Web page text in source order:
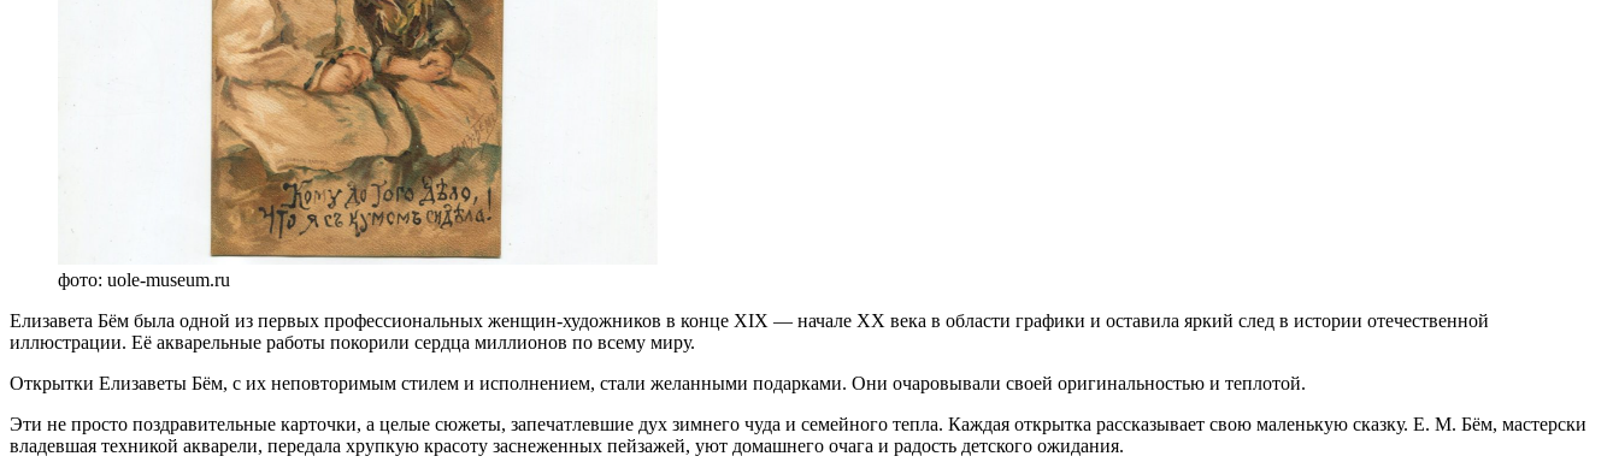
фото: uole-museum.ru
Елизавета Бём была одной из первых профессиональных женщин-художников в конце XIX — начале ХХ века в области графики и оставила яркий след в истории отечественной
иллюстрации. Её акварельные работы покорили сердца миллионов по всему миру.
Открытки Елизаветы Бём, с их неповторимым стилем и исполнением, стали желанными подарками. Они очаровывали своей оригинальностью и теплотой.
Эти не просто поздравительные карточки, а целые сюжеты, запечатлевшие дух зимнего чуда и семейного тепла. Каждая открытка рассказывает свою маленькую сказку. Е. М. Бём, мастерски
владевшая техникой акварели, передала хрупкую красоту заснеженных пейзажей, уют домашнего очага и радость детского ожидания.